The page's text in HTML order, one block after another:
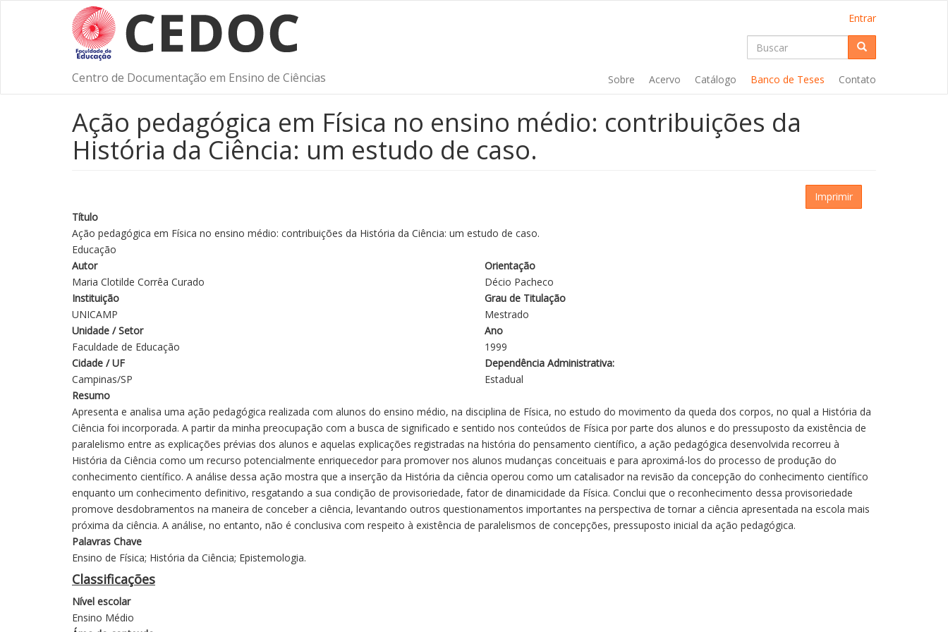
Centro de Documentação em Ensino de Ciências Sobre Acervo Catálogo Banco de Teses Contato
Formulário
de
busca
Entrar
Ação pedagógica em Física no ensino médio: contribuições da
História da Ciência: um estudo de caso.
Imprimir
Título
Ação pedagógica em Física no ensino médio: contribuições da História da Ciência: um estudo de caso.
Educação
Autor
Maria Clotilde Corrêa Curado
Orientação
Décio Pacheco
Instituição
UNICAMP
Grau de Titulação
Mestrado
Unidade / Setor
Faculdade de Educação
Ano
1999
Cidade / UF
Campinas/SP
Dependência Administrativa:
Estadual
Resumo
Apresenta e analisa uma ação pedagógica realizada com alunos do ensino médio, na disciplina de Física, no estudo do movimento da queda dos corpos, no qual a História da
Ciência foi incorporada. A partir da minha preocupação com a busca de significado e sentido nos conteúdos de Física por parte dos alunos e do pressuposto da existência de
paralelismo entre as explicações prévias dos alunos e aquelas explicações registradas na história do pensamento científico, a ação pedagógica desenvolvida recorreu à
História da Ciência como um recurso potencialmente enriquecedor para promover nos alunos mudanças conceituais e para aproximá-los do processo de produção do
conhecimento científico. A análise dessa ação mostra que a inserção da História da ciência operou como um catalisador na revisão da concepção do conhecimento científico
enquanto um conhecimento definitivo, resgatando a sua condição de provisoriedade, fator de dinamicidade da Física. Conclui que o reconhecimento dessa provisoriedade
promove desdobramentos na maneira de conceber a ciência, levantando outros questionamentos importantes na perspectiva de tornar a ciência apresentada na escola mais
próxima da ciência. A análise, no entanto, não é conclusiva com respeito à existência de paralelismos de concepções, pressuposto inicial da ação pedagógica.
Palavras Chave
Ensino de Física; História da Ciência; Epistemologia.
Classificações
Nível escolar
Ensino Médio